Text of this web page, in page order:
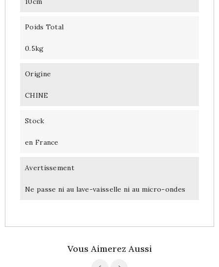
Poids Total
0.5kg
Origine
CHINE
Stock
en France
Avertissement
Ne passe ni au lave-vaisselle ni au micro-ondes
Vous Aimerez Aussi